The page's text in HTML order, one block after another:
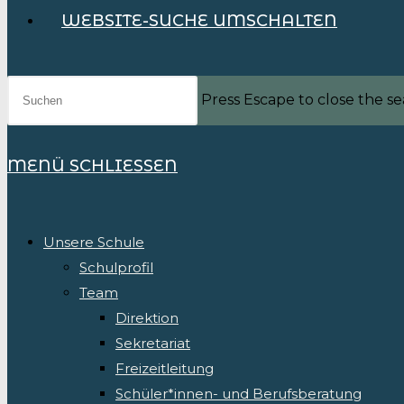
WEBSITE-SUCHE UMSCHALTEN
Press Escape to close the
MENÜ SCHLIESSEN
Unsere Schule
Schulprofil
Team
Direktion
Sekretariat
Freizeitleitung
Schüler*innen- und Berufsberatung